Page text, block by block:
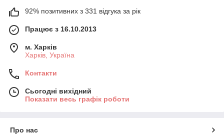
92% позитивних з 331 відгука за рік
Працює з 16.10.2013
м. Харків
Харків, Україна
Контакти
Сьогодні вихідний
Показати весь графік роботи
Про нас